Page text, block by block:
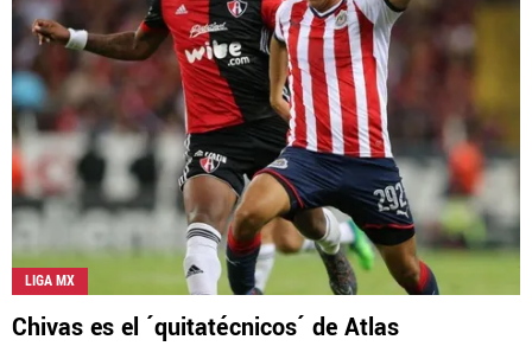
LIGA MX
Chivas es el ´quitatécnicos´ de Atlas